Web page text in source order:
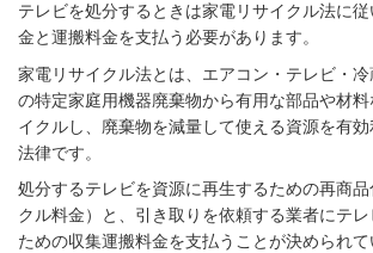
テレビを処分するときは家電リサイクル法に
金と運搬料金を支払う必要があります。
家電リサイクル法とは、エアコン・テレビ・
の特定家庭用機器廃棄物から有用な部品や材
イクルし、廃棄物を減量して使える資源を有
法律です。
処分するテレビを資源に再生するための再商
クル料金）と、引き取りを依頼する業者にテ
ための収集運搬料金を支払うことが決められて